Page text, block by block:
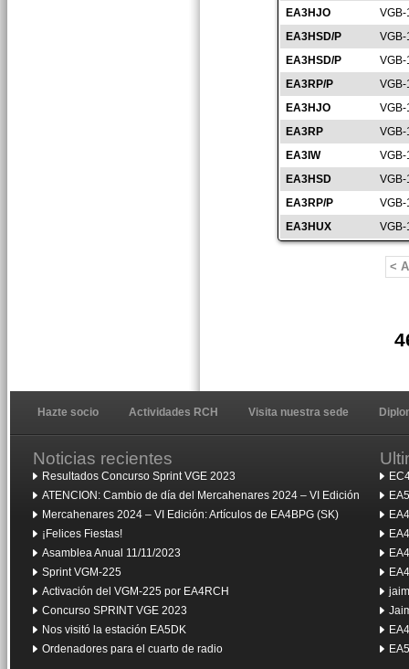
EA3HJO
EA3HSD/P
EA3HSD/P
EA3RP/P
EA3HJO
EA3RP
EA3IW
EA3HSD
EA3RP/P
EA3HUX
<
Hazte socio Actividades RCH Visita nuestra sede
Noticias recientes
Resultados Concurso Sprint VGE 2023
ATENCION: Cambio de día del Mercahenares 2024 – VI Edición
Mercahenares 2024 – VI Edición: Artículos de EA4BPG (SK)
¡Felices Fiestas!
Asamblea Anual 11/11/2023
Sprint VGM-225
Activación del VGM-225 por EA4RCH
Concurso SPRINT VGE 2023
Nos visitó la estación EA5DK
Ordenadores para el cuarto de radio